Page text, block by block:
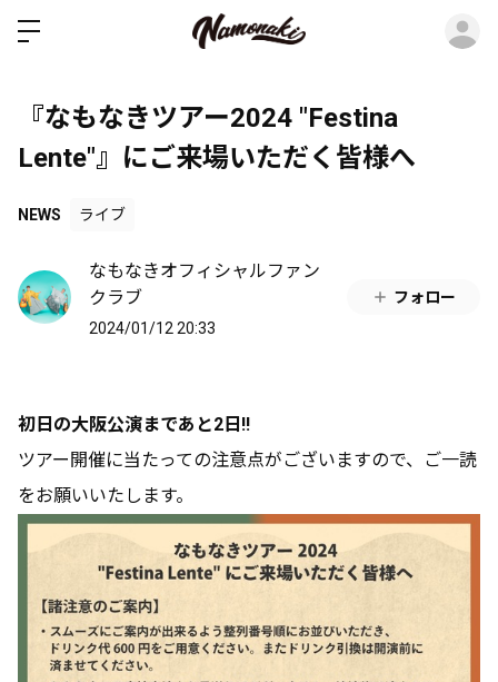
『なもなきツアー2024 "Festina
Lente"』にご来場いただく皆様へ
NEWS ライブ
なもなきオフィシャルファン
クラブ
2024/01/12 20:33
フォロー
初日の大阪公演まであと2日‼️
ツアー開催に当たっての注意点がございますので、ご一読
をお願いいたします。